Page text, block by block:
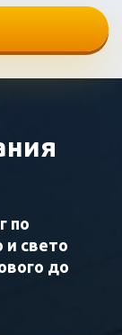
по
и свето
до